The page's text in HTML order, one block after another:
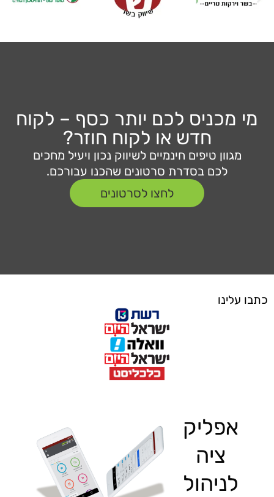
מי מכניס לכם יותר כסף – לקוח
חדש או לקוח חוזר?
מגוון טיפים חינמיים לשיווק נכון ויעיל מחכים
לכם בסדרת סרטונים שהכנו עבורכם.
לחצו לסרטונים
כתבו עלינו
אפליק
ציה
לניהול